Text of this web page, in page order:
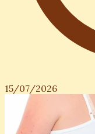
15/07/2026